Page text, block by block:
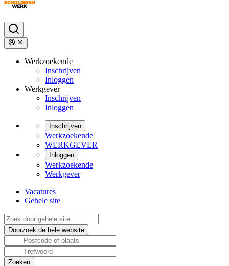
Werkzoekende
Inschrijven
Inloggen
Werkgever
Inschrijven
Inloggen
Inschrijven
Werkzoekende
WERKGEVER
Inloggen
Werkzoekende
Werkgever
Vacatures
Gehele site